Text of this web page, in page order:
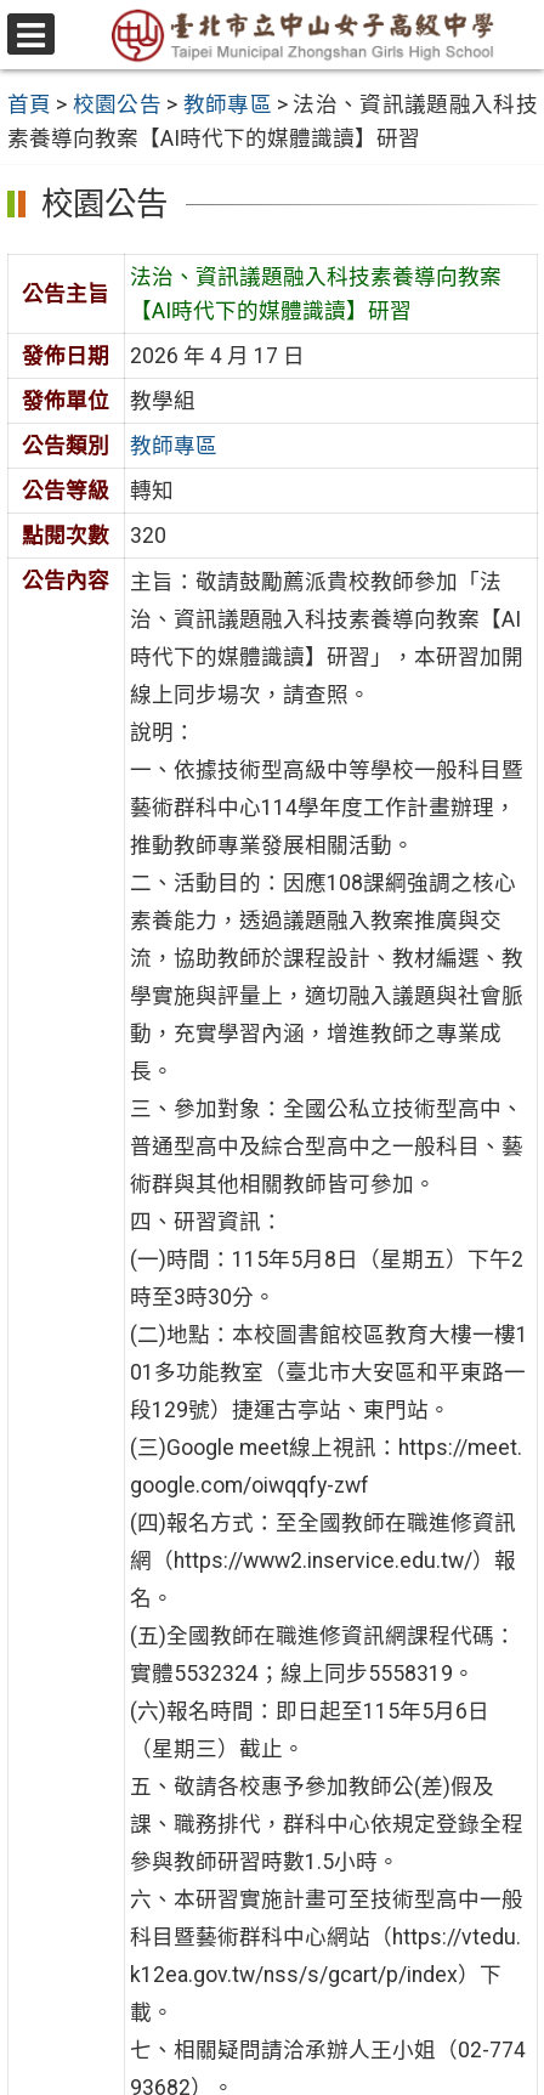
跳
至
要
內
容
區
選
單
首頁 > 校園公告 > 教師專區 > 法治、資訊議題融入科技
素養導向教案【AI時代下的媒體識讀】研習
校園公告
公告主旨
法治、資訊議題融入科技素養導向教案
【AI時代下的媒體識讀】研習
發佈日期
2026 年 4 月 17 日
發佈單位
教學組
公告類別
教師專區
公告等級
轉知
點閱次數
320
公告內容
主旨：敬請鼓勵薦派貴校教師參加「法
治、資訊議題融入科技素養導向教案【AI
時代下的媒體識讀】研習」，本研習加開
線上同步場次，請查照。
說明：
一、依據技術型高級中等學校一般科目暨
藝術群科中心114學年度工作計畫辦理，
推動教師專業發展相關活動。
二、活動目的：因應108課綱強調之核心
素養能力，透過議題融入教案推廣與交
流，協助教師於課程設計、教材編選、教
學實施與評量上，適切融入議題與社會脈
動，充實學習內涵，增進教師之專業成
長。
三、參加對象：全國公私立技術型高中、
普通型高中及綜合型高中之一般科目、藝
術群與其他相關教師皆可參加。
四、研習資訊：
(一)時間：115年5月8日（星期五）下午2
時至3時30分。
(二)地點：本校圖書館校區教育大樓一樓1
01多功能教室（臺北市大安區和平東路一
段129號）捷運古亭站、東門站。
(三)Google meet線上視訊：https://meet.
google.com/oiwqqfy-zwf
(四)報名方式：至全國教師在職進修資訊
網（https://www2.inservice.edu.tw/）報
名。
(五)全國教師在職進修資訊網課程代碼：
實體5532324；線上同步5558319。
(六)報名時間：即日起至115年5月6日
（星期三）截止。
五、敬請各校惠予參加教師公(差)假及
課、職務排代，群科中心依規定登錄全程
參與教師研習時數1.5小時。
六、本研習實施計畫可至技術型高中一般
科目暨藝術群科中心網站（https://vtedu.
k12ea.gov.tw/nss/s/gcart/p/index）下
載。
七、相關疑問請洽承辦人王小姐（02-774
93682）。